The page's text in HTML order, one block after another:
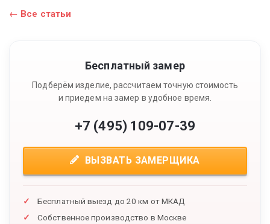
← Все статьи
Бесплатный замер
Подберём изделие, рассчитаем точную стоимость
и приедем на замер в удобное время.
+7 (495) 109-07-39
ВЫЗВАТЬ ЗАМЕРЩИКА
Бесплатный выезд до 20 км от МКАД
Собственное производство в Москве